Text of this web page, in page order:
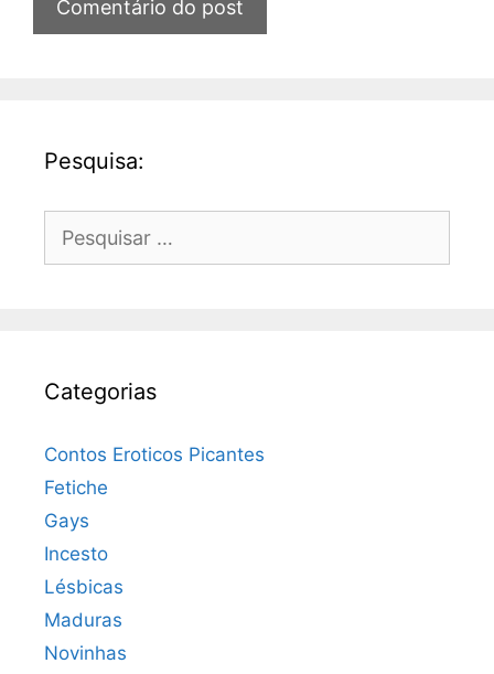
Pesquisa:
por:
Categorias
Contos Eroticos Picantes
Fetiche
Gays
Incesto
Lésbicas
Maduras
Novinhas